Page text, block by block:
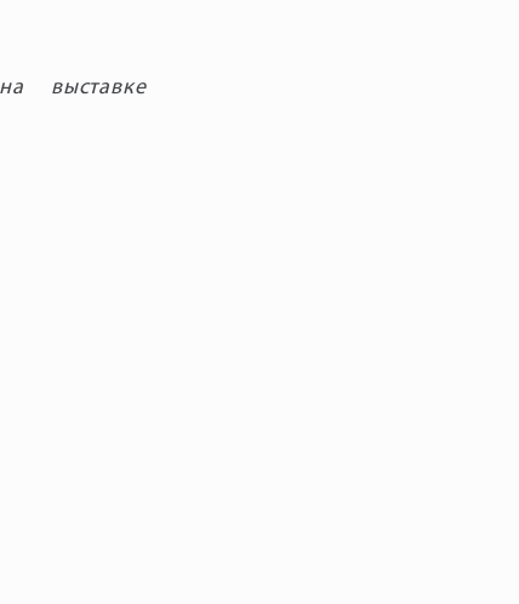
выставке